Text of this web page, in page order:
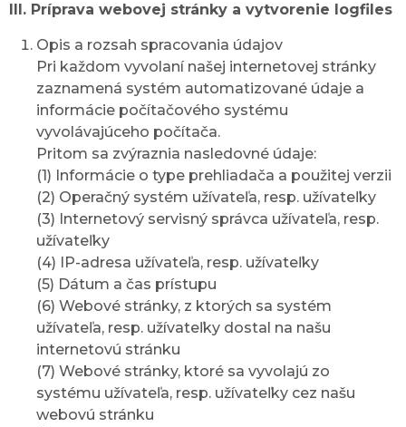
III. Príprava webovej stránky a vytvorenie logfiles
Opis a rozsah spracovania údajov
Pri každom vyvolaní našej internetovej stránky
zaznamená systém automatizované údaje a
informácie počítačového systému
vyvolávajúceho počítača.
Pritom sa zvýraznia nasledovné údaje:
(1) Informácie o type prehliadača a použitej verzii
(2) Operačný systém užívateľa, resp. užívateľky
(3) Internetový servisný správca užívateľa, resp.
užívateľky
(4) IP-adresa užívateľa, resp. užívateľky
(5) Dátum a čas prístupu
(6) Webové stránky, z ktorých sa systém
užívateľa, resp. užívateľky dostal na našu
internetovú stránku
(7) Webové stránky, ktoré sa vyvolajú zo
systému užívateľa, resp. užívateľky cez našu
webovú stránku